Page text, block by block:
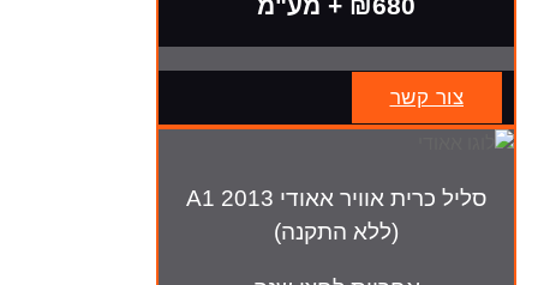
₪680 + מע"מ
צור קשר
סליל כרית אוויר אאודי A1 2013
(ללא התקנה)